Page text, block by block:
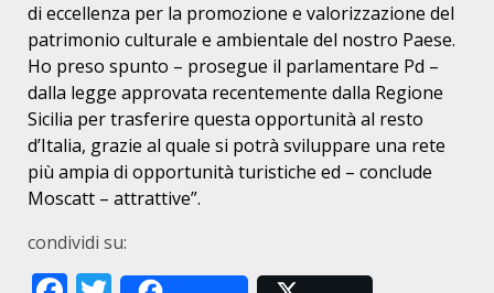
di eccellenza per la promozione e valorizzazione del
patrimonio culturale e ambientale del nostro Paese.
Ho preso spunto – prosegue il parlamentare Pd –
dalla legge approvata recentemente dalla Regione
Sicilia per trasferire questa opportunità al resto
d’Italia, grazie al quale si potrà sviluppare una rete
più ampia di opportunità turistiche ed – conclude
Moscatt – attrattive”.
condividi su: